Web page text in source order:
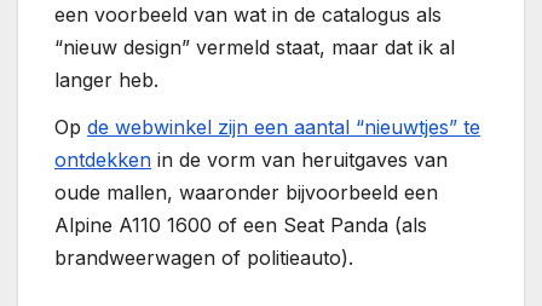
een voorbeeld van wat in de catalogus als
“nieuw design” vermeld staat, maar dat ik al
langer heb.
Op de webwinkel zijn een aantal “nieuwtjes” te
ontdekken in de vorm van heruitgaves van
oude mallen, waaronder bijvoorbeeld een
Alpine A110 1600 of een Seat Panda (als
brandweerwagen of politieauto).